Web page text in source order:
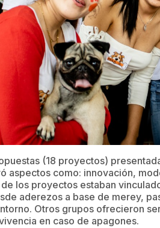
(18 proyectos)
aspectos como: innovación,
los proyectos estaban
aderezos a base de merey,
Otros grupos ofrecieron
en caso de apagones.